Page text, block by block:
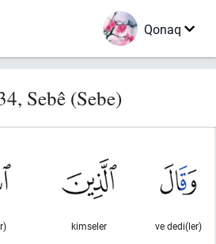
Qonaq
Sebê (Sebe)
ve dedi(ler)
kimseler